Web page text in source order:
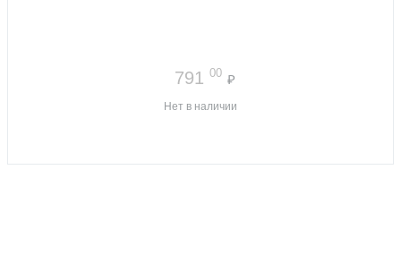
791 00 ₽
Нет в наличии